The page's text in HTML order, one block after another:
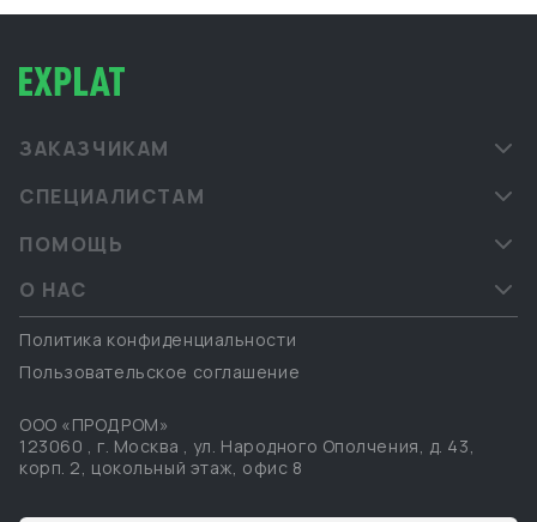
грузов и взаимодействием с китайскими
форматах B2B и B2G, предоставляя надёжные и
прозрачные логистические решения под ключ.
ЗАКАЗЧИКАМ
СПЕЦИАЛИСТАМ
ПОМОЩЬ
О НАС
Политика конфиденциальности
Пользовательское соглашение
ООО «ПРОДРОМ»
123060 , г. Москва , ул. Народного Ополчения, д. 43,
корп. 2, цокольный этаж, офис 8